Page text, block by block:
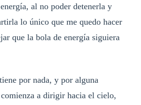
al no poder detenerla y
lo único que me quedo hacer
que la bola de energía siguiera
por nada, y por alguna
a dirigir hacia el cielo,